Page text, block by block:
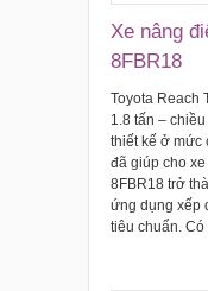
Xe nâng
8FBR18
Toyota Reach
1.8 tấn –
thiết kế ở mức
đã giúp cho
8FBR18 trở
ứng dụng xếp
tiêu chuẩn.